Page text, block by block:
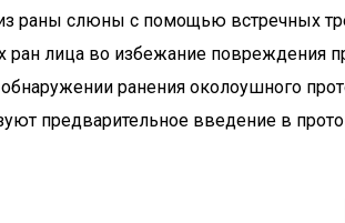
раны слюны с помощью встречных
ран лица во избежание
ранения околоушного
предварительное введение в